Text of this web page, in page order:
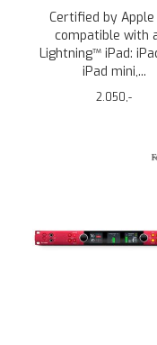
Certified by Apple
compatible with
Lightning™ iPad:
iPad mini,...
2.050,-